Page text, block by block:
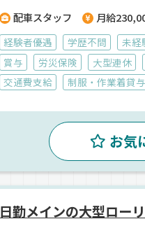
配車スタッフ 月給
経験者優遇 学歴不問 未経
賞与
労災保険 大型連休
交通費支給
制服・作業着貸与
お気
日勤メインの大型ロー